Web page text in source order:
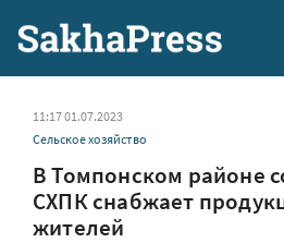
11:17 01.07.2023
Сельское хозяйство
В Томпонском районе
СХПК снабжает
жителей